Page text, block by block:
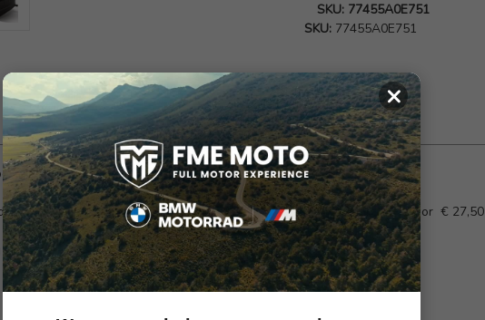
SKU: 77455A0E751
SKU: 77455A0E751
bevestiging sets beschikbaar. de bevestiging set is aan te schaffen voor € 27,50
set te ontvangen.
×